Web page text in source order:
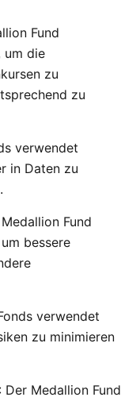
Fund
um die
zu
zu
verwendet
in Daten zu
Fund
bessere
verwendet
zu minimieren
: Der Medallion Fund